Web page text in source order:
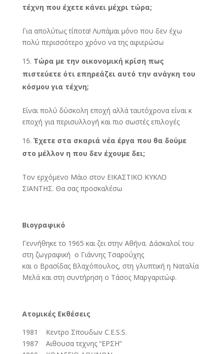
τέχνη που έχετε κάνει μέχρι τώρα;
Για απολύτως τίποτα! Λυπάμαι μόνο που δεν έχω
πολύ περισσότερο χρόνο να της αφιερώσω
Τώρα με την οικονομική κρίση πως
πιστεύετε ότι επηρεάζει αυτό την ανάγκη του
κόσμου για τέχνη;
Είναι πολύ δύσκολη εποχή αλλά ταυτόχρονα είναι κ
εποχή για περισυλλογή και πιο σωστές επιλογές
Έχετε στα σκαριά νέα έργα που θα δούμε
στο μέλλον η που δεν έχουμε δει;
Τον ερχόμενο Μάιο στον ΕΙΚΑΣΤΙΚΟ ΚΥΚΛΟ
ΣΙΑΝΤΗΣ. Θα σας προσκαλέσω
Βιογραφικό
Γεννήθηκε το 1965 και ζει στην Αθήνα. Δάσκαλοί του
στη ζωγραφική ο Γιάννης Τσαρούχης
και ο Βρασίδας Βλαχόπουλος, στη γλυπτική η Ναταλία
Μελά και στη συντήρηση ο Τάσος Μαργαριτώφ.
Ατομικές Εκθέσεις
1981 Κεντρο Σπουδων C.E.S.S.
1987 Αιθουσα τεχνης “ΕΡΣΗ”